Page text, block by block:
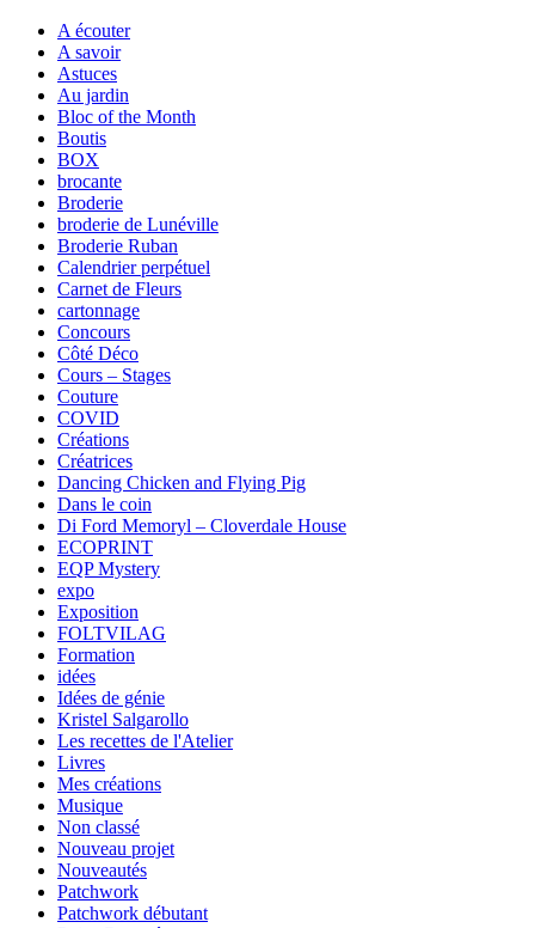
A écouter
A savoir
Astuces
Au jardin
Bloc of the Month
Boutis
BOX
brocante
Broderie
broderie de Lunéville
Broderie Ruban
Calendrier perpétuel
Carnet de Fleurs
cartonnage
Concours
Côté Déco
Cours – Stages
Couture
COVID
Créations
Créatrices
Dancing Chicken and Flying Pig
Dans le coin
Di Ford Memoryl – Cloverdale House
ECOPRINT
EQP Mystery
expo
Exposition
FOLTVILAG
Formation
idées
Idées de génie
Kristel Salgarollo
Les recettes de l'Atelier
Livres
Mes créations
Musique
Non classé
Nouveau projet
Nouveautés
Patchwork
Patchwork débutant